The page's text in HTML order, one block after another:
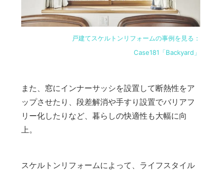
戸建てスケルトンリフォームの事例を見る：
Case181「Backyard」
また、窓にインナーサッシを設置して断熱性をア
ップさせたり、段差解消や手すり設置でバリアフ
リー化したりなど、暮らしの快適性も大幅に向
上。
スケルトンリフォームによって、ライフスタイル